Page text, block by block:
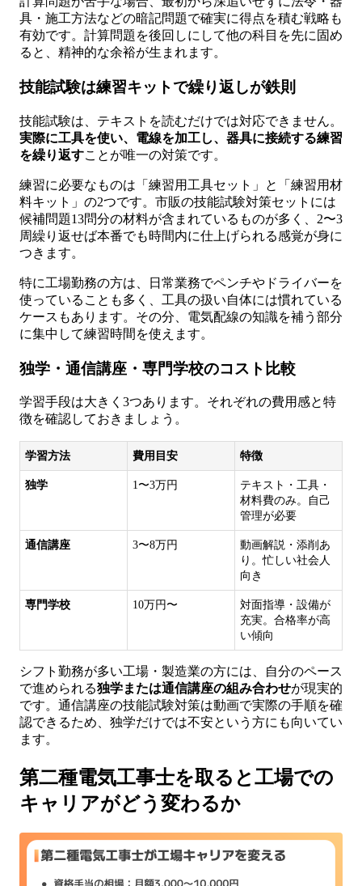
具・施工方法などの暗記問題で確実に得点を積む戦略も
有効です。計算問題を後回しにして他の科目を先に固め
ると、精神的な余裕が生まれます。
技能試験は練習キットで繰り返しが鉄則
技能試験は、テキストを読むだけでは対応できません。
実際に工具を使い、電線を加工し、器具に接続する練習
を繰り返すことが唯一の対策です。
練習に必要なものは「練習用工具セット」と「練習用材
料キット」の2つです。市販の技能試験対策セットには
候補問題13問分の材料が含まれているものが多く、2〜3
周繰り返せば本番でも時間内に仕上げられる感覚が身に
つきます。
特に工場勤務の方は、日常業務でペンチやドライバーを
使っていることも多く、工具の扱い自体には慣れている
ケースもあります。その分、電気配線の知識を補う部分
に集中して練習時間を使えます。
独学・通信講座・専門学校のコスト比較
学習手段は大きく3つあります。それぞれの費用感と特
徴を確認しておきましょう。
学習方法 費用目安 特徴
独学 1〜3万円
テキスト・工具・
材料費のみ。自己
管理が必要
通信講座 3〜8万円
動画解説・添削あ
り。忙しい社会人
向き
専門学校 10万円〜
対面指導・設備が
充実。合格率が高
い傾向
シフト勤務が多い工場・製造業の方には、自分のペース
で進められる独学または通信講座の組み合わせが現実的
です。通信講座の技能試験対策は動画で実際の手順を確
認できるため、独学だけでは不安という方にも向いてい
ます。
第二種電気工事士を取ると工場での
キャリアがどう変わるか